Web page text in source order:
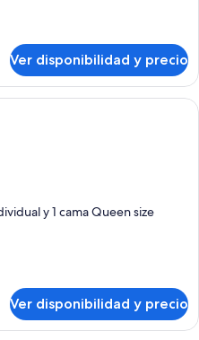
Ver disponibilidad y precio
Habitación de hotel con dos camas,
y 1 cama Queen size
Ver disponibilidad y precio